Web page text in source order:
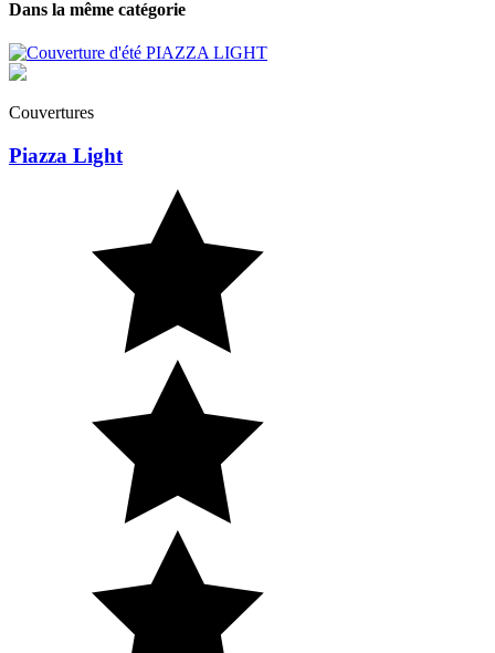
Dans la même catégorie
Couvertures
Piazza Light